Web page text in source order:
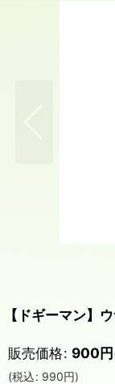
【ドギーマン】
販売価格: 900円
(税込: 990円)